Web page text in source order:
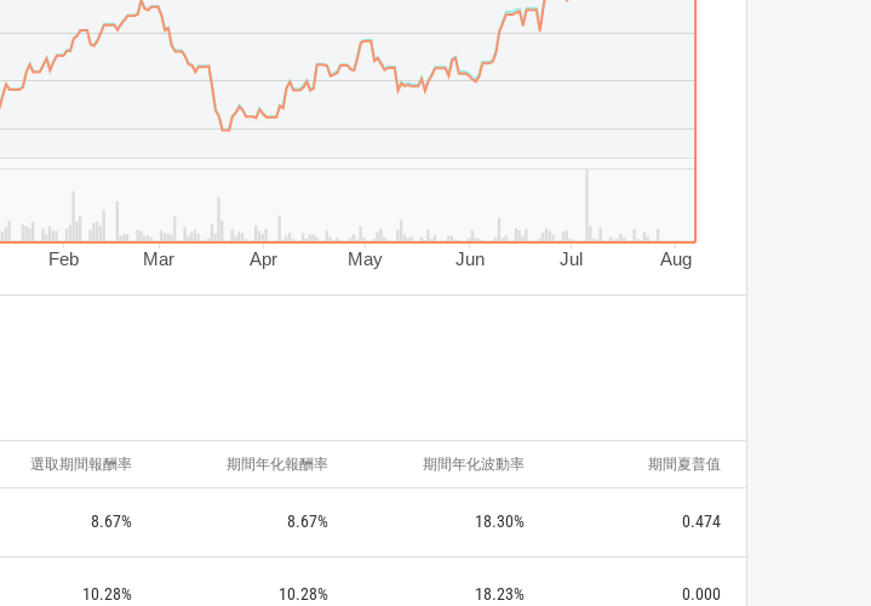
Feb Mar Apr May Jun Jul Aug
選取期間報酬率 期間年化報酬率 期間年化波動率 期間夏普值
8.67% 8.67% 18.30% 0.474
10.28% 10.28% 18.23% 0.000